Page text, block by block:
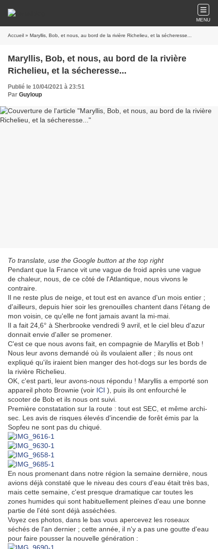
MENU
Accueil » Maryllis, Bob, et nous, au bord de la rivière Richelieu, et la sécheresse...
Maryllis, Bob, et nous, au bord de la rivière
Richelieu, et la sécheresse...
Publié le 10/04/2021 à 23:51
Par Guyloup
To translate, use the Google button at the top right
Pendant que la France vit une vague de froid après une vague
de chaleur, nous, de ce côté de l'Atlantique, nous vivons le
contraire.
Il ne reste plus de neige, et tout est en avance d'un mois entier ;
d'ailleurs, depuis hier soir les grenouilles chantent dans l'étang de
mon voisin, ce qu'elle ne font jamais avant la mi-mai.
Il a fait 24,6° à Sherbrooke vendredi 9 avril, et le ciel bleu d'azur
donnait envie d'aller se promener.
C'est ce que nous avons fait, en compagnie de Maryllis et Bob !
Nous leur avons demandé où ils voulaient aller ; ils nous ont
expliqué qu'ils iraient bien manger des hot-dogs sur les bords de
la rivière Richelieu.
OK, c'est parti, leur avons-nous répondu ! Maryllis a emporté son
appareil photo Brownie (voir ICI ), puis ils ont enfourché le
scooter de Bob et ils nous ont suivi.
Première constatation sur la route : tout est SEC, et même archi-
sec. Les avis de risques élevés d'incendie de forêt émis par la
Sopfeu ne sont pas du chiqué.
En nous promenant dans notre région la semaine dernière, nous
avions déjà constaté que le niveau des cours d'eau était très bas,
mais cette semaine, c'est presque dramatique car toutes les
zones humides qui sont habituellement pleines d'eau une bonne
partie de l'été sont déjà asséchées.
Voyez ces photos, dans le bas vous apercevez les roseaux
séchés de l'an dernier ; cette année, il n'y a pas une goutte d'eau
pour faire pousser la nouvelle génération :